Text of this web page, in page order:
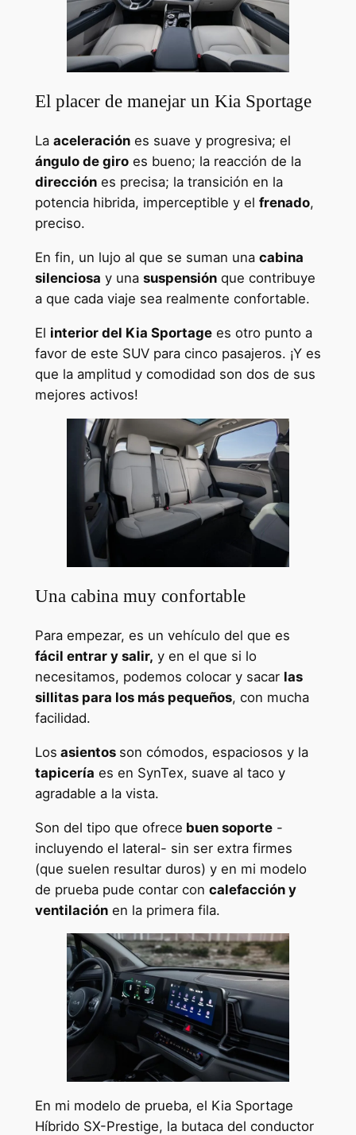
El placer de manejar un Kia Sportage
La aceleraciónes suave y progresiva; el
ángulo de giroes bueno; la reacción de la
direcciónes precisa; la transición en la
potencia hibrida, imperceptible y el frenado,
preciso.
En fin, un lujo al que se suman una cabina
silenciosa y una suspensiónque contribuye
a que cada viaje sea realmente confortable.
El interior del Kia Sportagees otro punto a
favor de este SUV para cinco pasajeros. ¡Y es
que la amplitud y comodidad son dos de sus
mejores activos!
Una cabina muy confortable
Para empezar, es un vehículo del que es
fácil entrar y salir, y en el que si lo
necesitamos, podemos colocar y sacar las
sillitas para los más pequeños, con mucha
facilidad.
Los asientos son cómodos, espaciosos y la
tapicería es en SynTex, suave al taco y
agradable a la vista.
Son del tipo que ofrece buen soporte-
incluyendo el lateral- sin ser extra firmes
(que suelen resultar duros) y en mi modelo
de prueba pude contar con calefacción y
ventilaciónen la primera fila.
En mi modelo de prueba, el Kia Sportage
Híbrido SX-Prestige, la butaca del conductor